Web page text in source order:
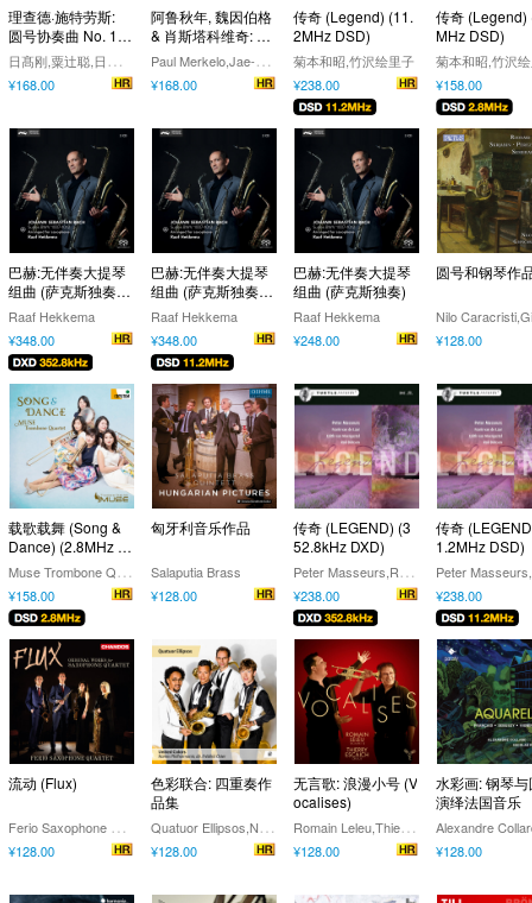
理查德·施特劳斯:
圆号协奏曲 No. 1 &
No. 2
日
髙刚,粟辻聪,日本世纪交响乐团
¥168.00
阿鲁秋年, 魏因伯格
& 肖斯塔科维奇: 小
号协奏曲
P
aul Merkelo,Jae-hyuck Cho,Russian National Orchestra,Hans Graf
¥168.00
传奇 (Legend) (11.
2MHz DSD)
菊本和昭,竹沢绘里子
¥238.00
传奇 (Legend)
MHz DSD)
菊本和昭,竹沢
¥158.00
巴赫:无伴奏大提琴
组曲 (萨克斯独奏)
(352.8kHz DXD)
Raaf Hekkema
¥348.00
巴赫:无伴奏大提琴
组曲 (萨克斯独奏)
(11.2MHz DSD)
Raaf Hekkema
¥348.00
巴赫:无伴奏大提琴
组曲 (萨克斯独奏)
Raaf Hekkema
¥248.00
圆号和钢琴作
¥128.00
载歌载舞 (Song &
Dance) (2.8MHz D
SD)
M
use Trombone Quartet
¥158.00
匈牙利音乐作品
Salaputia Brass
¥128.00
传奇 (LEGEND) (3
52.8kHz DXD)
P
eter Masseurs,Rob Dirksen,Edith van Moergastel,Frank van de Laar
¥238.00
传奇
1.2MHz DSD)
¥238.00
流动 (Flux)
F
erio Saxophone Quartet
¥128.00
色彩联合: 四重奏作
品集
Q
uatuor Ellipsos,Nantes Philharmonie,Frédéric Oster
¥128.00
无言歌: 浪漫小号 (V
ocalises)
R
omain Leleu,Thierry Escaich
¥128.00
水彩画: 钢琴与
演绎法国音乐
¥128.00